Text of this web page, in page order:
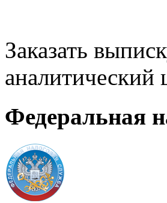
Заказать
Федеральная